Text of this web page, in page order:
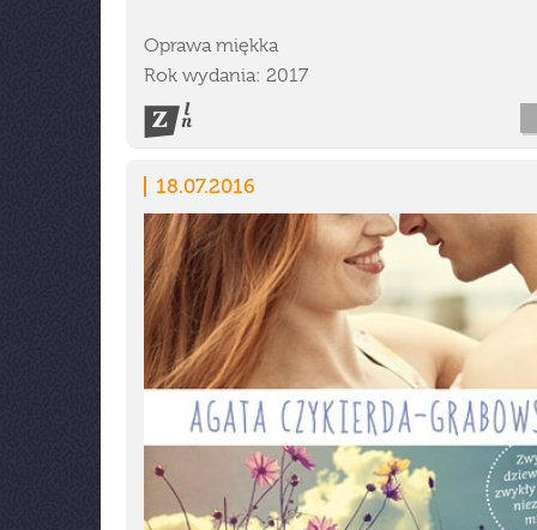
Oprawa miękka
Rok wydania: 2017
18.07.2016